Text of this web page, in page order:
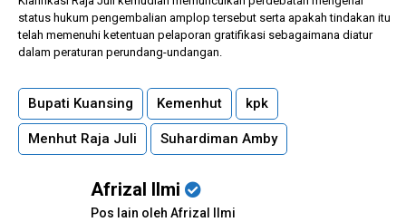
status hukum pengembalian amplop tersebut serta apakah tindakan itu
telah memenuhi ketentuan pelaporan gratifikasi sebagaimana diatur
dalam peraturan perundang-undangan.
Bupati Kuansing Kemenhut kpk
Menhut Raja Juli Suhardiman Amby
Afrizal Ilmi
Pos lain oleh Afrizal Ilmi